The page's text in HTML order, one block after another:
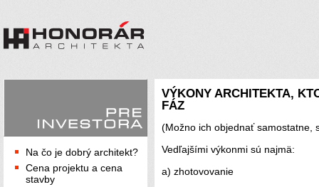
Na čo je dobrý architekt?
Cena projektu a cena
stavby
VÝKONY ARCHITEKTA,
FÁZ
(Možno ich objednať samostatne,
Vedľajšími výkonmi sú najmä:
a) zhotovovanie